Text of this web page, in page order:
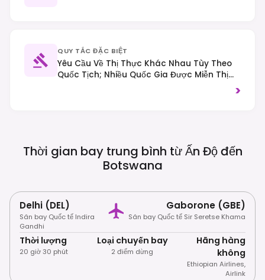
QUY TẮC ĐẶC BIỆT
Yêu Cầu Về Thị Thực Khác Nhau Tùy Theo
Quốc Tịch; Nhiều Quốc Gia Được Miễn Thị
Thực Khi Lưu Trú Ngắn Hạn. Giao Thông Bên>
Thời gian bay trung bình từ Ấn Độ đến
Botswana
Delhi (DEL)
Sân bay Quốc tế Indira
Gandhi
Gaborone (GBE)
Sân bay Quốc tế Sir Seretse Khama
Thời lượng
20 giờ 30 phút
Loại chuyến bay
2 điểm dừng
Hãng hàng
không
Ethiopian Airlines,
Airlink